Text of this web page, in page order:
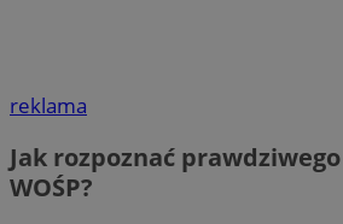
reklama
Jak rozpoznać
WOŚP?